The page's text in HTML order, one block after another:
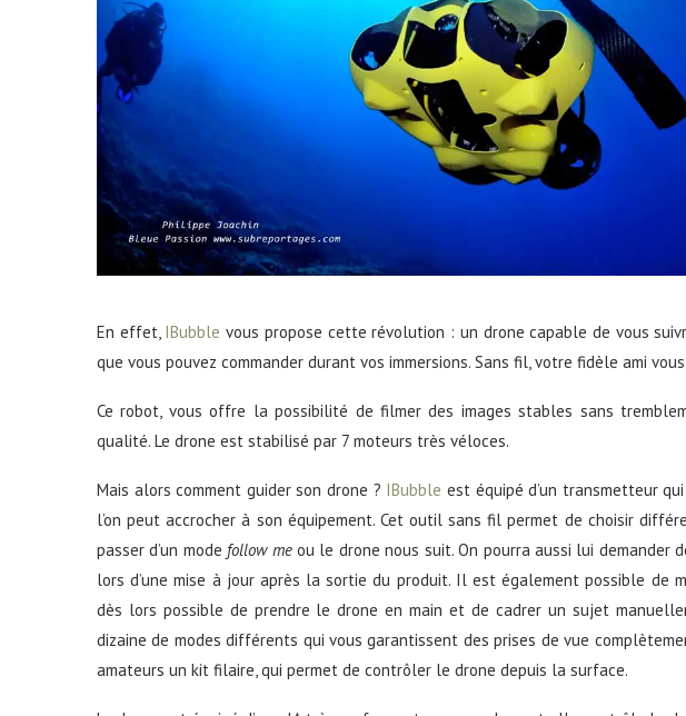
En effet, IBubble vous propose cette révolution : un drone capable de vous
que vous pouvez commander durant vos immersions. Sans fil, votre fidèle ami
Ce robot, vous offre la possibilité de filmer des images stables sans
qualité. Le drone est stabilisé par 7 moteurs très véloces.
Mais alors comment guider son drone ? IBubble est équipé d’un transmetteur
l’on peut accrocher à son équipement. Cet outil sans fil permet de choisir
passer d’un mode follow meou le drone nous suit. On pourra aussi lui demander
lors d’une mise à jour après la sortie du produit. Il est également possible de
dès lors possible de prendre le drone en main et de cadrer un sujet
dizaine de modes différents qui vous garantissent des prises de vue
amateurs un kit filaire, qui permet de contrôler le drone depuis la surface.